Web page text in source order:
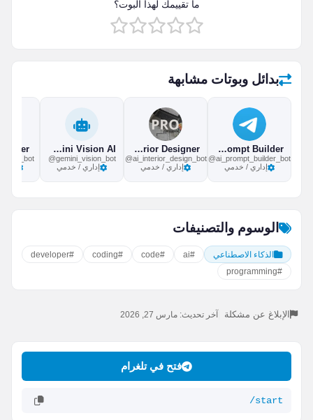
ما تقييمك لهذا البوت؟
بدائل وبوتات مشابهة
AI Prompt Builder
@ai_prompt_builder_bot
إداري / خدمي
AI Interior Designer
@ai_interior_design_bot
إداري / خدمي
Gemini Vision AI
@gemini_vision_bot
إداري / خدمي
Maker
الوسوم والتصنيفات
الذكاء الاصطناعي #ai
#code
#coding
#developer
#programming
الإبلاغ عن مشكلة آخر تحديث: مارس 27, 2026
فتح في تلغرام
/start